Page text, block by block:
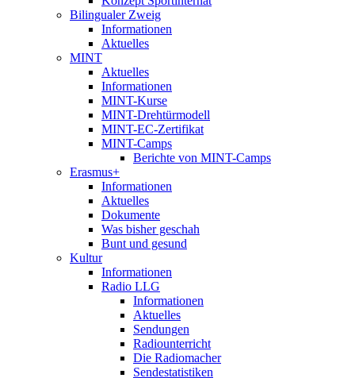
Bilingualer Zweig
Informationen
Aktuelles
MINT
Aktuelles
Informationen
MINT-Kurse
MINT-Drehtürmodell
MINT-EC-Zertifikat
MINT-Camps
Berichte von MINT-Camps
Erasmus+
Informationen
Aktuelles
Dokumente
Was bisher geschah
Bunt und gesund
Kultur
Informationen
Radio LLG
Informationen
Aktuelles
Sendungen
Radiounterricht
Die Radiomacher
Sendestatistiken